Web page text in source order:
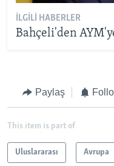
İLGILI HABERLER
Bahçeli'den
Paylaş
This item is part of
Uluslararası Avrupa